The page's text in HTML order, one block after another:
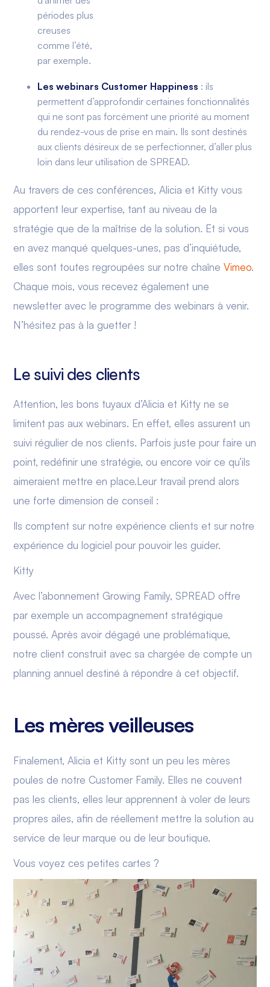
périodes plus
creuses
comme l’été,
par exemple.
Les webinars Customer Happiness : ils
permettent d’approfondir certaines fonctionnalités
qui ne sont pas forcément une priorité au moment
du rendez-vous de prise en main. Ils sont destinés
aux clients désireux de se perfectionner, d’aller plus
loin dans leur utilisation de SPREAD.
Au travers de ces conférences, Alicia et Kitty vous
apportent leur expertise, tant au niveau de la
stratégie que de la maîtrise de la solution. Et si vous
en avez manqué quelques-unes, pas d’inquiétude,
elles sont toutes regroupées sur notre chaîneVimeo.
Chaque mois, vous recevez également une
newsletter avec le programme des webinars à venir.
N’hésitez pas à la guetter !
Le suivi des clients
Attention, les bons tuyaux d’Alicia et Kitty ne se
limitent pas aux webinars. En effet, elles assurent un
suivi régulier de nos clients. Parfois juste pour faire un
point, redéfinir une stratégie, ou encore voir ce qu’ils
aimeraient mettre en place.Leur travail prend alors
une forte dimension de conseil :
Ils comptent sur notre expérience clients et sur notre
expérience du logiciel pour pouvoir les guider.
Kitty
Avec l’abonnement Growing Family, SPREAD offre
par exemple un accompagnement stratégique
poussé. Après avoir dégagé une problématique,
notre client construit avec sa chargée de compte un
planning annuel destiné à répondre à cet objectif.
Les mères veilleuses
Finalement, Alicia et Kitty sont un peu les mères
poules de notre Customer Family. Elles ne couvent
pas les clients, elles leur apprennent à voler de leurs
propres ailes, afin de réellement mettre la solution au
service de leur marque ou de leur boutique.
Vous voyez ces petites cartes ?